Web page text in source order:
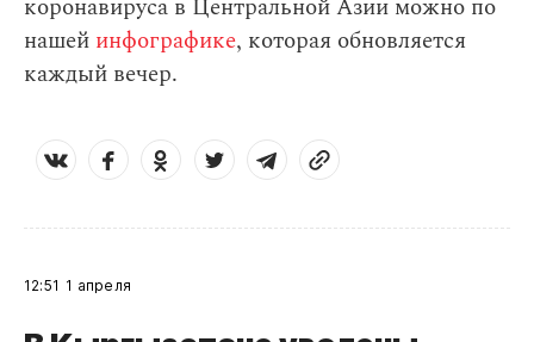
коронавируса в Центральной Азии можно по
нашей инфографике, которая обновляется
каждый вечер.
12:51 1 апреля